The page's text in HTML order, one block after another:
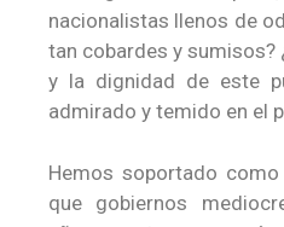
nacionalistas llenos de
tan cobardes y sumisos?
y la dignidad de este
admirado y temido en el
Hemos soportado
que gobiernos